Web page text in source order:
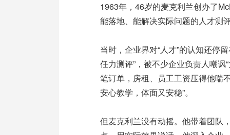
1963年，46岁的麦克利兰创办了
能落地、能解决实际问题的人才测
当时，企业界对“人才”的认知还停
任力测评”，被不少企业负责人嘲讽
笔订单，房租、员工工资压得他喘
安心教学，体面又安稳”。
但麦克利兰没有动摇。他带着团队